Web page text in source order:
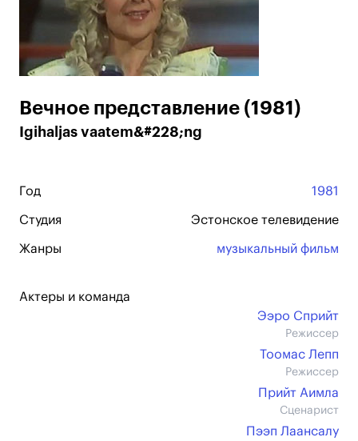
Вечное представление (1981)
Igihaljas vaatem&#228;ng
Год 1981
Студия Эстонское телевидение
Жанры музыкальный фильм
Актеры и команда
Ээро Сприйт
Режиссер
Тоомас Лепп
Режиссер
Прийт Аимла
Сценарист
Пээп Лаансалу